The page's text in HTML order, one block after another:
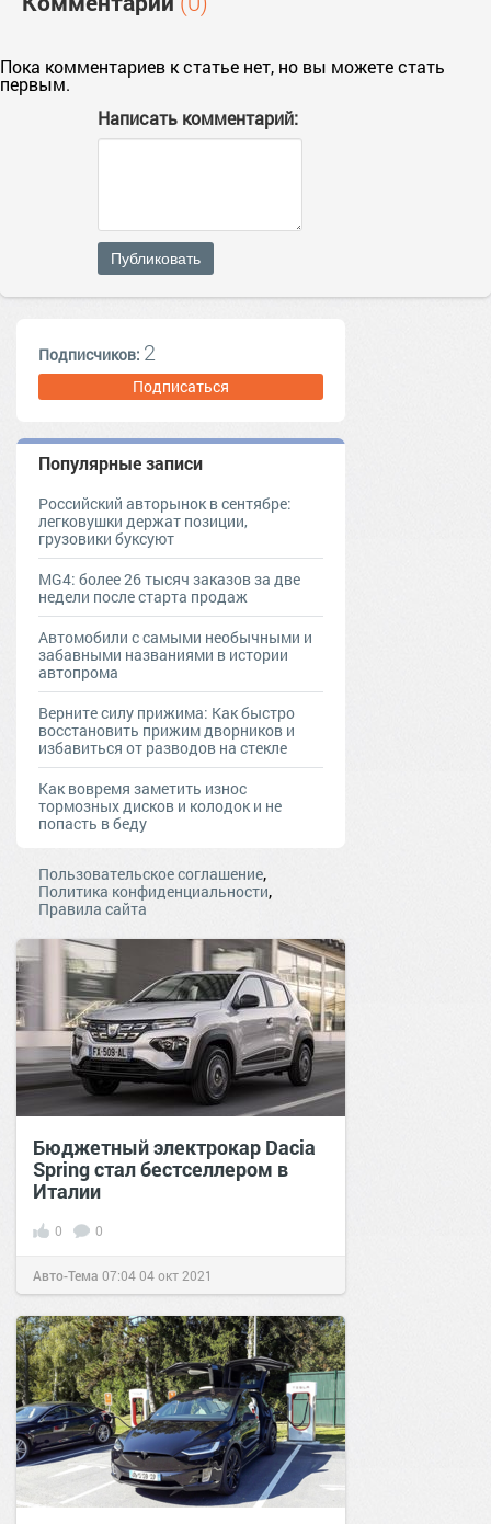
Пока комментариев к статье нет, но вы можете стать
первым.
Написать комментарий:
Публиковать
Подписчиков: 2
Подписаться
Популярные записи
Российский авторынок в сентябре:
легковушки держат позиции,
грузовики буксуют
MG4: более 26 тысяч заказов за две
недели после старта продаж
Автомобили с самыми необычными и
забавными названиями в истории
автопрома
Верните силу прижима: Как быстро
восстановить прижим дворников и
избавиться от разводов на стекле
Как вовремя заметить износ
тормозных дисков и колодок и не
попасть в беду
Пользовательское соглашение,
Политика конфиденциальности,
Правила сайта
Бюджетный электрокар Dacia
Spring стал бестселлером в
Италии
0 0
Авто-Тема 07:0404 окт 2021